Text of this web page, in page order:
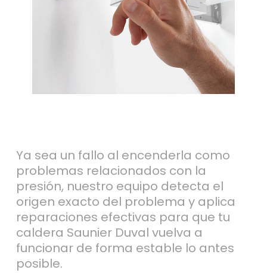
Ya sea un fallo al encenderla como
problemas relacionados con la
presión, nuestro equipo detecta el
origen exacto del problema y aplica
reparaciones efectivas para que tu
caldera Saunier Duval vuelva a
funcionar de forma estable lo antes
posible.